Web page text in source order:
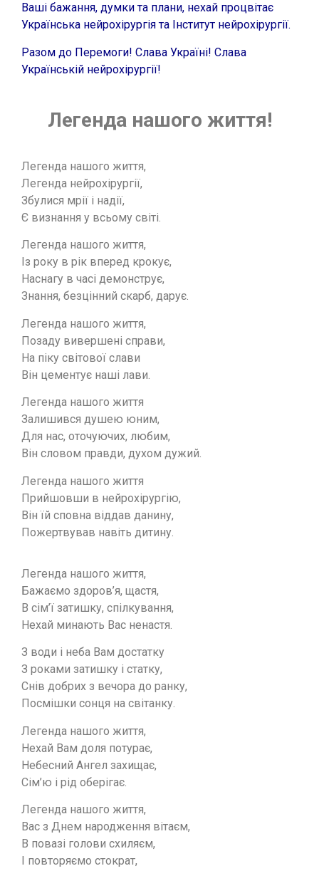
Ваші бажання, думки та плани, нехай процвітає
Українська нейрохірургія та Інститут нейрохірургії.
Разом до Перемоги! Слава Україні! Слава
Українській нейрохірургії!
Легенда нашого життя!
Легенда нашого життя,
Легенда нейрохірургії,
Збулися мрії і надії,
Є визнання у всьому світі.
Легенда нашого життя,
Із року в рік вперед крокує,
Наснагу в часі демонструє,
Знання, безцінний скарб, дарує.
Легенда нашого життя,
Позаду вивершені справи,
На піку світової слави
Він цементує наші лави.
Легенда нашого життя
Залишився душею юним,
Для нас, оточуючих, любим,
Він словом правди, духом дужий.
Легенда нашого життя
Прийшовши в нейрохірургію,
Він їй сповна віддав данину,
Пожертвував навіть дитину.
Легенда нашого життя,
Бажаємо здоров’я, щастя,
В сім’ї затишку, спілкування,
Нехай минають Вас ненастя.
З води і неба Вам достатку
З роками затишку і статку,
Снів добрих з вечора до ранку,
Посмішки сонця на світанку.
Легенда нашого життя,
Нехай Вам доля потурає,
Небесний Ангел захищає,
Сім’ю і рід оберігає.
Легенда нашого життя,
Вас з Днем народження вітаєм,
В повазі голови схиляєм,
І повторяємо стократ,